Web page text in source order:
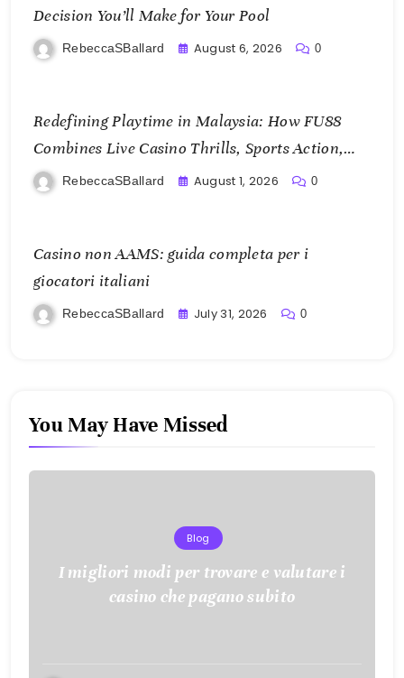
Decision You’ll Make for Your Pool
RebeccaSBallard August 6, 2026 0
Redefining Playtime in Malaysia: How FU88
Combines Live Casino Thrills, Sports Action,
and Mobile Freedom
RebeccaSBallard August 1, 2026 0
Casino non AAMS: guida completa per i
giocatori italiani
RebeccaSBallard July 31, 2026 0
You May Have Missed
Blog
I migliori modi per trovare e valutare i
casino che pagano subito